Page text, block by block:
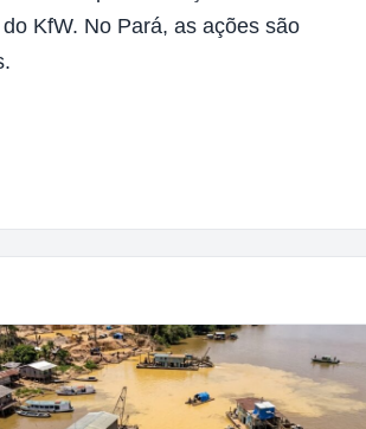
KfW. No Pará, as ações são